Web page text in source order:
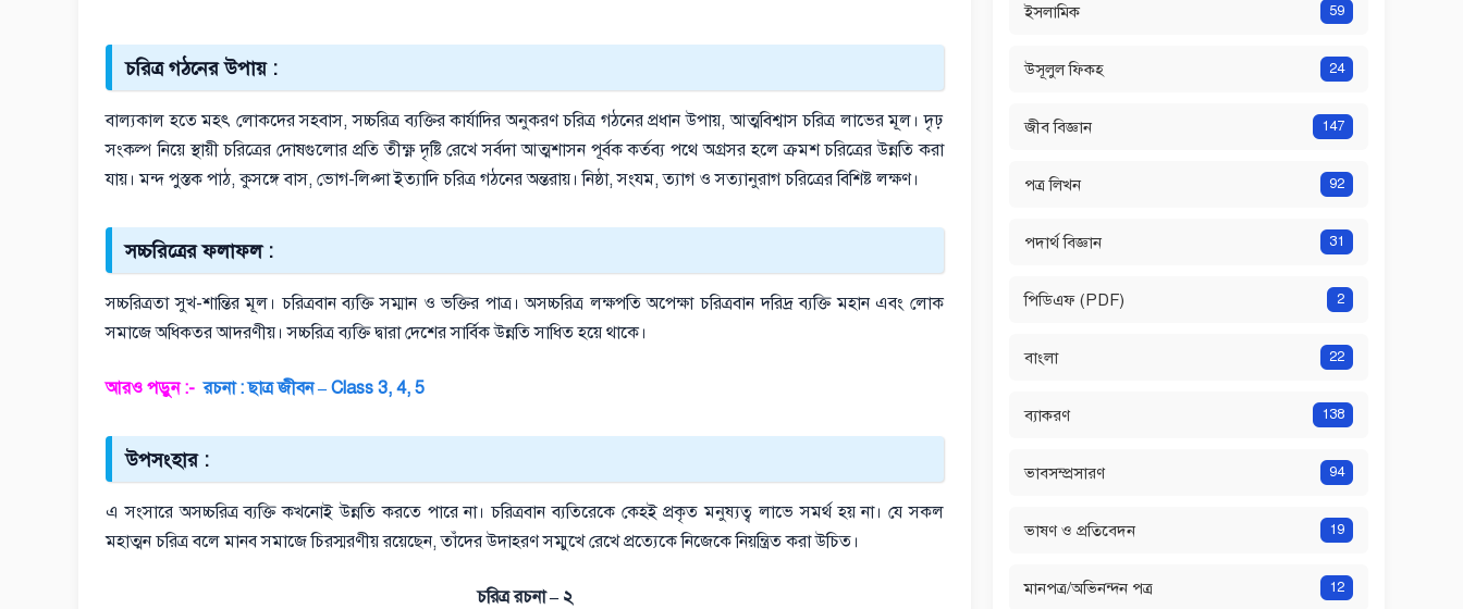
চরিত্র গঠনের উপায় :
বাল্যকাল হতে মহৎ লোকদের সহবাস, সচ্চরিত্র ব্যক্তির কার্যাদির অনুকরণ চরিত্র গঠনের প্রধান উপায়, আত্মবিশ্বাস চরিত্র লাভের মূল। দৃঢ়
সংকল্প নিয়ে স্থায়ী চরিত্রের দোষগুলোর প্রতি তীক্ষ্ণ দৃষ্টি রেখে সর্বদা আত্মশাসন পূর্বক কর্তব্য পথে অগ্রসর হলে ক্রমশ চরিত্রের উন্নতি করা
যায়। মন্দ পুস্তক পাঠ, কুসঙ্গে বাস, ভোগ-লিপ্সা ইত্যাদি চরিত্র গঠনের অন্তরায়। নিষ্ঠা, সংযম, ত্যাগ ও সত্যানুরাগ চরিত্রের বিশিষ্ট লক্ষণ।
সচ্চরিত্রের ফলাফল :
সচ্চরিত্রতা সুখ-শান্তির মূল। চরিত্রবান ব্যক্তি সম্মান ও ভক্তির পাত্র। অসচ্চরিত্র লক্ষপতি অপেক্ষা চরিত্রবান দরিদ্র ব্যক্তি মহান এবং লোক
সমাজে অধিকতর আদরণীয়। সচ্চরিত্র ব্যক্তি দ্বারা দেশের সার্বিক উন্নতি সাধিত হয়ে থাকে।
আরও পড়ুন :- রচনা : ছাত্র জীবন – Class 3, 4, 5
উপসংহার :
এ সংসারে অসচ্চরিত্র ব্যক্তি কখনোই উন্নতি করতে পারে না। চরিত্রবান ব্যতিরেকে কেহই প্রকৃত মনুষ্যত্ব লাভে সমর্থ হয় না। যে সকল
মহাত্মন চরিত্র বলে মানব সমাজে চিরস্মরণীয় রয়েছেন, তাঁদের উদাহরণ সম্মুখে রেখে প্রত্যেকে নিজেকে নিয়ন্ত্রিত করা উচিত।
চরিত্র রচনা – ২
ইসলামিক 59
উসূলুল ফিকহ 24
জীব বিজ্ঞান 147
পত্র লিখন 92
পদার্থ বিজ্ঞান 31
পিডিএফ (PDF) 2
বাংলা 22
ব্যাকরণ 138
ভাবসম্প্রসারণ 94
ভাষণ ও প্রতিবেদন 19
মানপত্র/অভিনন্দন পত্র 12